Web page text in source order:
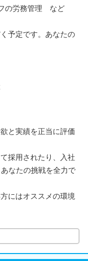
の労務管理 など
予定です。あなたの
と実績を正当に評価
採用されたり、入社
なたの挑戦を全力で
にはオススメの環境